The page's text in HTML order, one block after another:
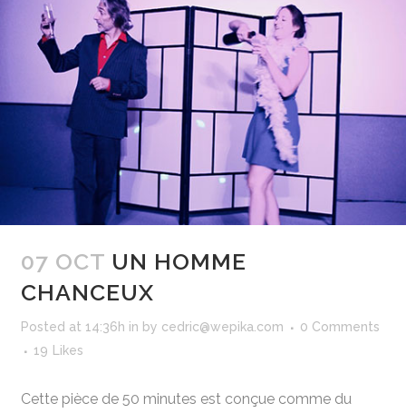
07 OCT UN HOMME
CHANCEUX
Posted at 14:36h in by cedric@wepika.com
0 Comments
19
Likes
Cette pièce de 50 minutes est conçue comme du